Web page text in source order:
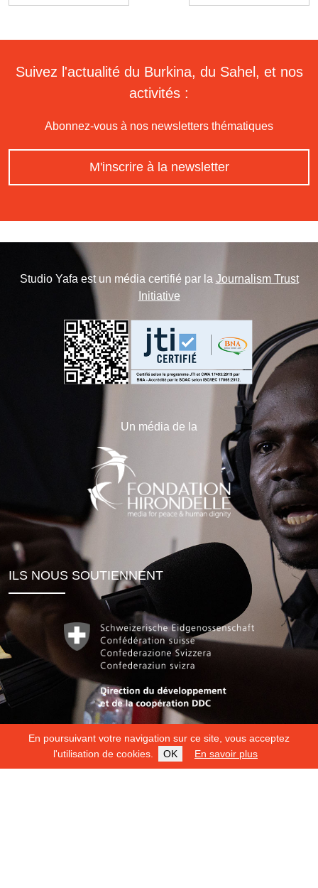
En poursuivant votre navigation sur ce site, vous acceptez
l'utilisation de cookies.
OK En savoir plus
Suivez l'actualité du Burkina, du Sahel, et nos
activités :
Abonnez-vous à nos newsletters thématiques
M'inscrire à la newsletter
Studio Yafa est un média certifié par la Journalism Trust
Initiative
Un média de la
ILS NOUS SOUTIENNENT